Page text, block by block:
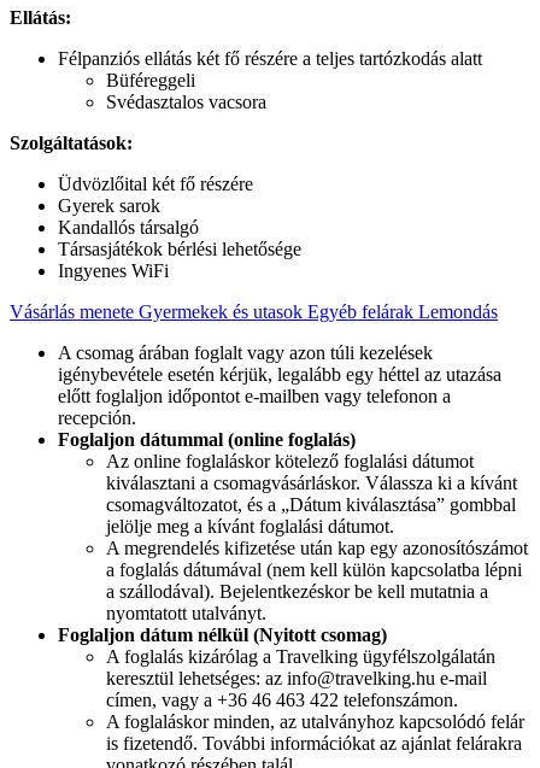
Ellátás:
Félpanziós ellátás két fő részére a teljes tartózkodás alatt
Büféreggeli
Svédasztalos vacsora
Szolgáltatások:
Üdvözlőital két fő részére
Gyerek sarok
Kandallós társalgó
Társasjátékok bérlési lehetősége
Ingyenes WiFi
Vásárlás menete Gyermekek és utasok Egyéb felárak Lemondás
A csomag árában foglalt vagy azon túli kezelések
igénybevétele esetén kérjük, legalább egy héttel az utazása
előtt foglaljon időpontot e-mailben vagy telefonon a
recepción.
Foglaljon dátummal (online foglalás)
Az online foglaláskor kötelező foglalási dátumot
kiválasztani a csomagvásárláskor. Válassza ki a kívánt
csomagváltozatot, és a „Dátum kiválasztása” gombbal
jelölje meg a kívánt foglalási dátumot.
A megrendelés kifizetése után kap egy azonosítószámot
a foglalás dátumával (nem kell külön kapcsolatba lépni
a szállodával). Bejelentkezéskor be kell mutatnia a
nyomtatott utalványt.
Foglaljon dátum nélkül (Nyitott csomag)
A foglalás kizárólag a Travelking ügyfélszolgálatán
keresztül lehetséges: az info@travelking.hu e-mail
címen, vagy a +36 46 463 422 telefonszámon.
A foglaláskor minden, az utalványhoz kapcsolódó felár
is fizetendő. További információkat az ajánlat felárakra
Ez a weboldal sütiket használ
Ez a weboldal sütiket használ a
felhasználói élmény javítása érdekében. A
weboldalunk használatával Ön hozzájárul
az összes süti használatához, a Cookie